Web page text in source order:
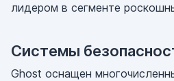
лидером в сегменте
Системы
Ghost оснащен